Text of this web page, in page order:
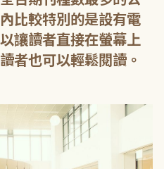
比較特別的是設有電
讓讀者直接在螢幕上
者也可以輕鬆閱讀。